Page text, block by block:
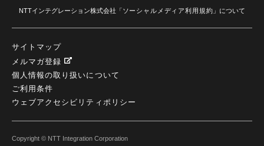
NTTインテグレーション株式会社「ソーシャルメディア利用規約 」について
サイトマップ
メルマガ登録
個人情報の取り扱いについて
ご利用条件
ウェブアクセシビリティポリシー
Copyright © NTT Integration Corporation